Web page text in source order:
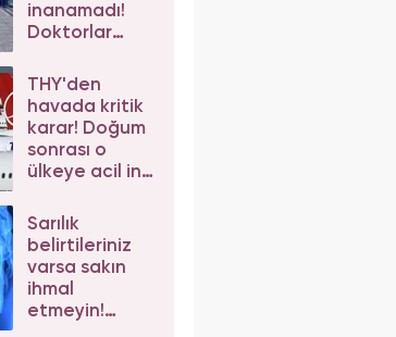
inanamadı!
Doktorlar
bacağı
ameliyat
edince hayatı
karardı!
THY'den
havada kritik
karar! Doğum
sonrası o
ülkeye acil iniş
Sarılık
belirtileriniz
varsa sakın
ihmal
etmeyin!